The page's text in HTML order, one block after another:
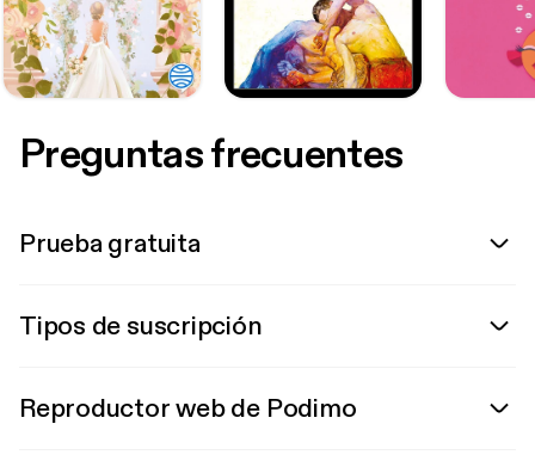
Preguntas frecuentes
Prueba gratuita
Tipos de suscripción
Reproductor web de Podimo